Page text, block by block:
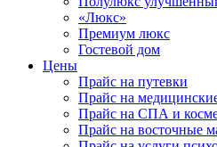
«Люкс»
Премиум люкс
Гостевой дом
Цены
Прайс на путевки
Прайс на
Прайс на СПА и
Прайс на восточные